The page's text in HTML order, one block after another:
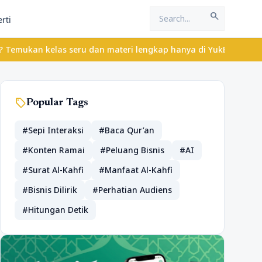
search
seru dan materi lengkap hanya di YukBelajar.com.
sellPopular Tags
#Sepi Interaksi
#Baca Qur’an
#Konten Ramai
#Peluang Bisnis
#AI
#Surat Al-Kahfi
#Manfaat Al-Kahfi
#Bisnis Dilirik
#Perhatian Audiens
#Hitungan Detik